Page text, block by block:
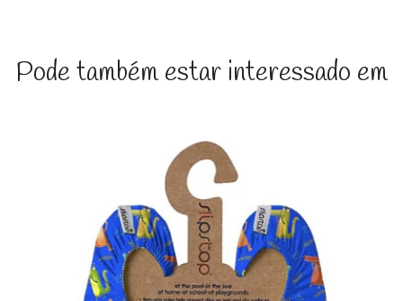
Pode também estar interessado em